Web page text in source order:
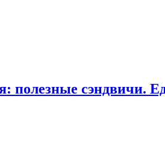
полезные сэндвичи.